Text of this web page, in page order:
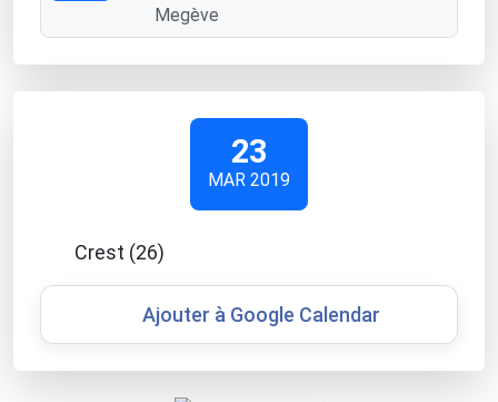
Megève
23
MAR 2019
Crest (26)
Ajouter à Google Calendar